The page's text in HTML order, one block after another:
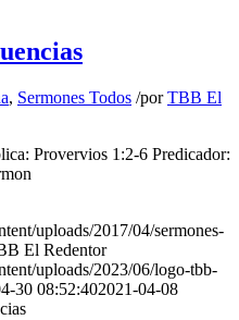
, Sermones Todos /porTBB El
Provervios 1:2-6 Predicador:
uploads/2017/04/sermones-
El Redentor
uploads/2023/06/logo-tbb-
30 08:52:402021-04-08